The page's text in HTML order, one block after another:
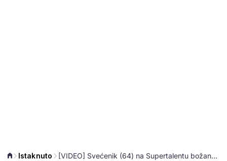
Istaknuto [VIDEO] Svećenik (64) na Supertalentu božanstvenim glasom osvojio publiku i žiri